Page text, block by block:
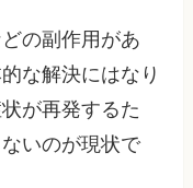
の副作用があ
な解決にはなり
が再発するた
いのが現状で